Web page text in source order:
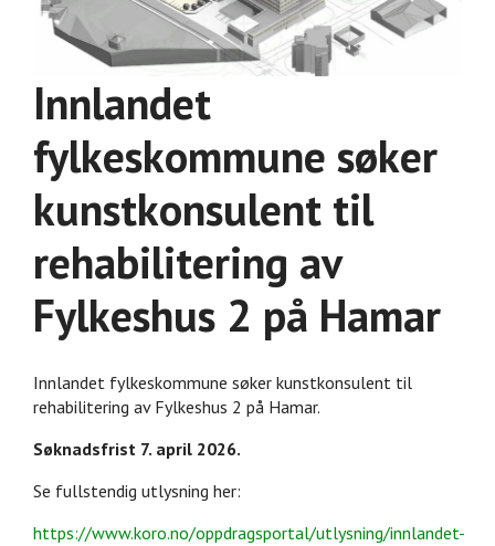
Innlandet
fylkeskommune søker
kunstkonsulent til
rehabilitering av
Fylkeshus 2 på Hamar
Innlandet fylkeskommune søker kunstkonsulent til
rehabilitering av Fylkeshus 2 på Hamar.
Søknadsfrist 7. april 2026.
Se fullstendig utlysning her:
https://www.koro.no/oppdragsportal/utlysning/innlandet-